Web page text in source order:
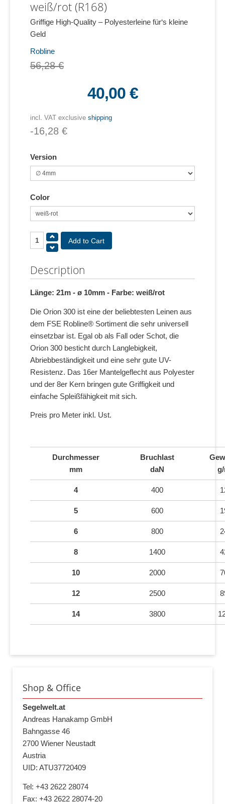
weiß/rot (R168)
Griffige High-Quality – Polyesterleine für‘s kleine
Geld
Robline
56,28 €
40,00 €
incl. VAT exclusive shipping
-16,28 €
Version
Color
Description
Länge: 21m - ø 10mm - Farbe: weiß/rot
Die Orion 300 ist eine der beliebtesten Leinen aus
dem FSE Robline® Sortiment die sehr universell
einsetzbar ist. Egal ob als Fall oder Schot, die
Orion 300 besticht durch Langlebigkeit,
Abriebbeständigkeit und eine sehr gute UV-
Resistenz. Das 16er Mantelgeflecht aus Polyester
und der 8er Kern bringen gute Griffigkeit und
einfache Spleißfähigkeit mit sich.
Preis pro Meter inkl. Ust.
Durchmesser
mm
Bruchlast
daN
4 400
5 600
6 800
8 1400
10 2000
12 2500
14 3800
Shop & Office
Segelwelt.at
Andreas Hanakamp GmbH
Bahngasse 46
2700 Wiener Neustadt
Austria
UID: ATU37720409
Tel: +43 2622 28074
Fax: +43 2622 28074-20